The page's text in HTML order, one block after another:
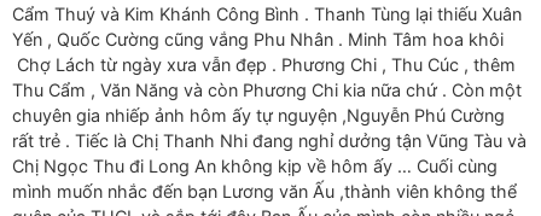
Cẩm Thuý và Kim Khánh Công Bình . Thanh Tùng lại thiếu Xuân
Yến , Quốc Cường cũng vắng Phu Nhân . Minh Tâm hoa khôi
Chợ Lách từ ngày xưa vẫn đẹp . Phương Chi , Thu Cúc , thêm
Thu Cẩm , Văn Năng và còn Phương Chi kia nữa chứ . Còn một
chuyên gia nhiếp ảnh hôm ấy tự nguyện ,Nguyễn Phú Cường
rất trẻ . Tiếc là Chị Thanh Nhi đang nghỉ dưởng tận Vũng Tàu và
Chị Ngọc Thu đi Long An không kịp về hôm ấy … Cuối cùng
mình muốn nhắc đến bạn Lương văn Ấu ,thành viên không thể